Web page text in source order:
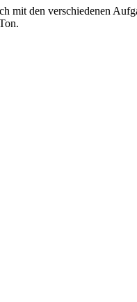
den verschiedenen